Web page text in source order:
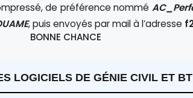
de préférence nommé
, puis envoyés par mail à l’adresse
BONNE CHANCE
LOGICIELS DE GÉNIE CIVIL ET